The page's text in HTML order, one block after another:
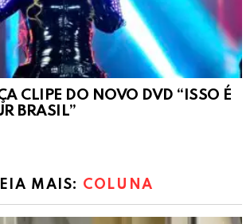
CLIPE DO NOVO DVD “ISSO É
BRASIL”
MAIS: COLUNA